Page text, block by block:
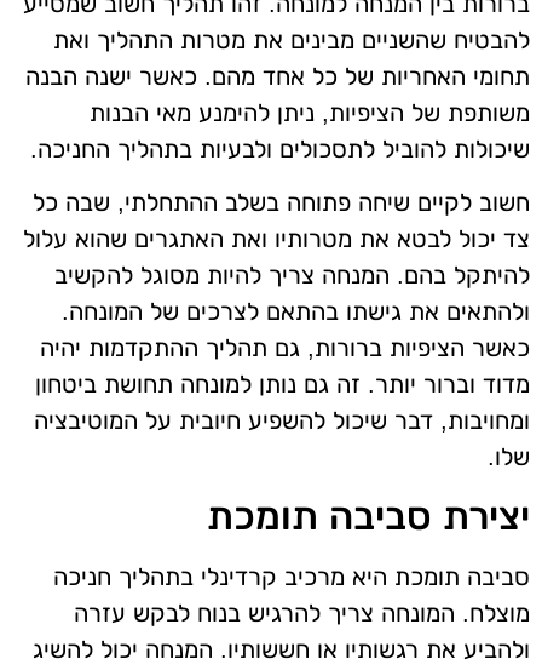
להבטיח שהשניים מבינים את מטרות התהליך ואת
תחומי האחריות של כל אחד מהם. כאשר ישנה הבנה
משותפת של הציפיות, ניתן להימנע מאי הבנות
שיכולות להוביל לתסכולים ולבעיות בתהליך החניכה.
חשוב לקיים שיחה פתוחה בשלב ההתחלתי, שבה כל
צד יכול לבטא את מטרותיו ואת האתגרים שהוא עלול
להיתקל בהם. המנחה צריך להיות מסוגל להקשיב
ולהתאים את גישתו בהתאם לצרכים של המונחה.
כאשר הציפיות ברורות, גם תהליך ההתקדמות יהיה
מדוד וברור יותר. זה גם נותן למונחה תחושת ביטחון
ומחויבות, דבר שיכול להשפיע חיובית על המוטיבציה
שלו.
יצירת סביבה תומכת
סביבה תומכת היא מרכיב קרדינלי בתהליך חניכה
מוצלח. המונחה צריך להרגיש בנוח לבקש עזרה
ולהביע את רגשותיו או חששותיו. המנחה יכול להשיג